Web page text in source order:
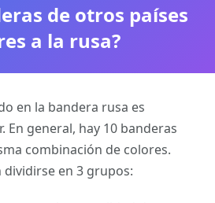
de otros países
a la rusa?
en la bandera rusa es
En general, hay 10 banderas
combinación de colores.
dividirse en 3 grupos: